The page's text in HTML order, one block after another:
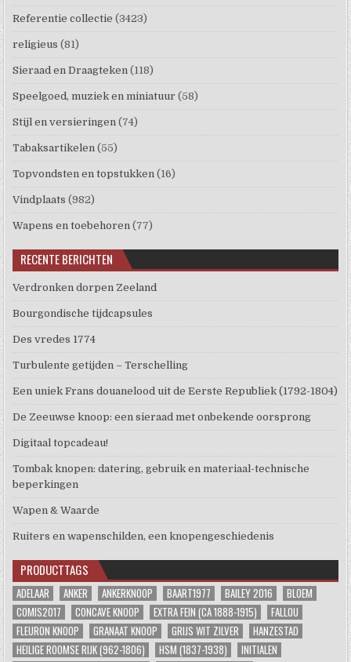
Referentie collectie (3423)
religieus (81)
Sieraad en Draagteken (118)
Speelgoed, muziek en miniatuur (58)
Stijl en versieringen (74)
Tabaksartikelen (55)
Topvondsten en topstukken (16)
Vindplaats (982)
Wapens en toebehoren (77)
RECENTE BERICHTEN
Verdronken dorpen Zeeland
Bourgondische tijdcapsules
Des vredes 1774
Turbulente getijden – Terschelling
Een uniek Frans douanelood uit de Eerste Republiek (1792-1804)
De Zeeuwse knoop: een sieraad met onbekende oorsprong
Digitaal topcadeau!
Tombak knopen: datering, gebruik en materiaal-technische
beperkingen
Wapen & Waarde
Ruiters en wapenschilden, een knopengeschiedenis
PRODUCTTAGS
ADELAAR ANKER ANKERKNOOP BAART1977 BAILEY 2016
BLOEM
COMIS2017
CONCAVE KNOOP EXTRA FEIN (CA 1888-1915)
FALLOU
FLEURON KNOOP
GRANAAT KNOOP GRIJS WIT ZILVER
HANZESTAD
HEILIGE ROOMSE RIJK (962-1806)
HSM (1837-1938)
INITIALEN